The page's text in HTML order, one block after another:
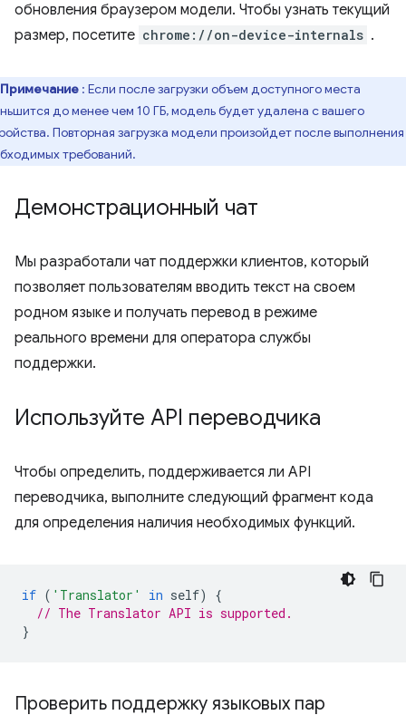
обновления браузером модели. Чтобы узнать текущий
размер, посетите chrome://on-device-internals .
Примечание : Если после загрузки объем доступного места
до менее чем 10 ГБ, модель будет удалена с вашего
Повторная загрузка модели произойдет после выполнения
требований.
Демонстрационный чат
Мы разработали чат поддержки клиентов, который
позволяет пользователям вводить текст на своем
родном языке и получать перевод в режиме
реального времени для оператора службы
поддержки.
Используйте API переводчика
Чтобы определить, поддерживается ли API
переводчика, выполните следующий фрагмент кода
для определения наличия необходимых функций.
if ( 'Translator' in self)
{
// The Translator API is supported.
}
Проверить поддержку языковых пар